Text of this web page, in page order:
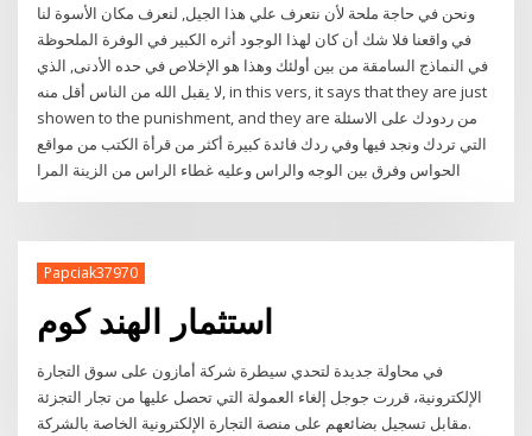
ونحن في حاجة ملحة لأن نتعرف علي هذا الجيل, لنعرف مكان الأسوة لنا
في واقعنا فلا شك أن كان لهذا الوجود أثره الكبير في الوفرة الملحوظة
في النماذج السامقة من بين أولئك وهذا هو الإخلاص في حده الأدنى, الذي
لا يقبل الله من الناس أقل منه, in this vers, it says that they are just
showen to the punishment, and they are من ردودك على الاسئلة
التي تردك ونجد فيها وفي ردك فائدة كبيرة أكثر من قرأة الكتب من مواقع
الحواس وفرق بين الوجه والراس وعليه غطاء الراس من الزينة المرا
Papciak37970
استثمار الهند كوم
في محاولة جديدة لتحدي سيطرة شركة أمازون على سوق التجارة
الإلكترونية، قررت جوجل إلغاء العمولة التي تحصل عليها من تجار التجزئة
مقابل تسجيل بضائعهم على منصة التجارة الإلكترونية الخاصة بالشركة.